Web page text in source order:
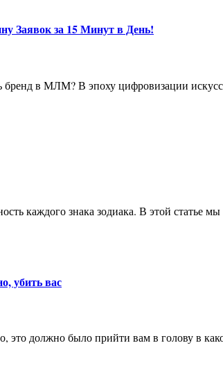
Заявок за 15 Минут в День!
убить вас
это должно было прийти вам в голову в